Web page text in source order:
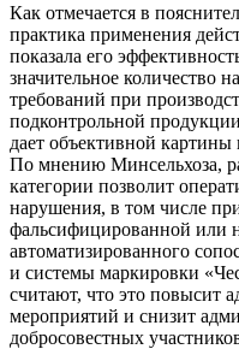
Как отмечается в
практика применения
показала его
значительное количество
требований при
подконтрольной
дает объективной
По мнению Минсельхоза,
категории позволит
нарушения, в том числе
фальсифицированной или
автоматизированного
и системы маркировки
считают, что это повысит
мероприятий и снизит
добросовестных